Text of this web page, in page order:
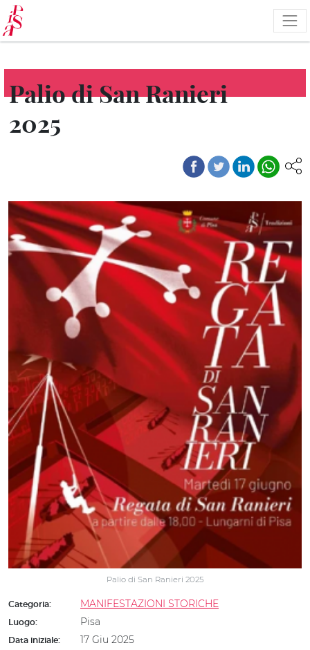
Salta
al
contenuto
principale
Palio di San Ranieri
2025
Palio di San Ranieri 2025
Categoria: MANIFESTAZIONI STORICHE
Luogo: Pisa
Data iniziale: 17 Giu 2025